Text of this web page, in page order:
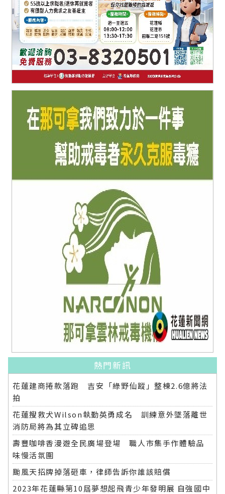
熱門新訊
花蓮建商捲款落跑 吉安「綠野仙蹤」整棟2.6億將法
拍
花蓮搜救犬Wilson執勤英勇成名 訓練意外墜落離世
消防局將為其立碑追思
壽豐咖啡香漫遊全民廣場登場 職人市集手作體驗品
味慢活氛圍
颱風天招牌掉落砸車，律師告訴你誰該賠償
2023年花蓮縣第10屆夢想起飛青少年發明展 自強國中